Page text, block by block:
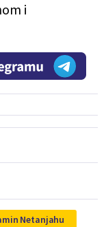
i
Netanjahu